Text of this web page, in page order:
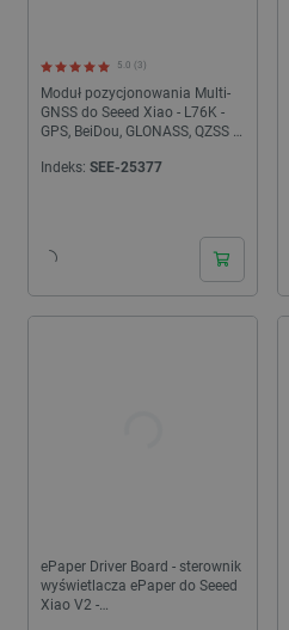
Moduł pozycjonowania Multi-
GNSS do Seeed Xiao - L76K -
GPS, BeiDou, GLONASS, QZSS -
5.0 (3)
Indeks: SEE-25377
ePaper Driver Board - sterownik
wyświetlacza ePaper do Seeed
Xiao V2 -